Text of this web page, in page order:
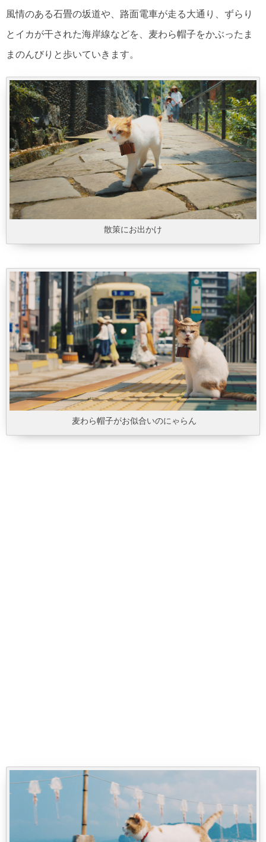
風情のある石畳の坂道や、路面電車が走る大通り、ずらり
とイカが干された海岸線などを、麦わら帽子をかぶったま
まのんびりと歩いていきます。
散策にお出かけ
麦わら帽子がお似合いのにゃらん